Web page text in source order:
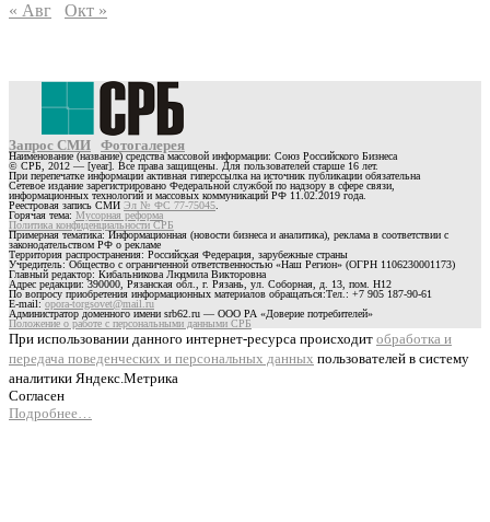
« Авг
Окт »
Запрос СМИ Фотогалерея
Наименование (название) средства массовой информации: Союз Российского Бизнеса
© СРБ, 2012 — [year]. Все права защищены. Для пользователей старше 16 лет.
При перепечатке информации активная гиперссылка на источник публикации обязательна
Сетевое издание зарегистрировано Федеральной службой по надзору в сфере связи,
информационных технологий и массовых коммуникаций РФ 11.02.2019 года.
Реестровая запись СМИ Эл № ФС 77-75045
Горячая тема: Мусорная реформа
Политика конфиденциальности СРБ
Примерная тематика: Информационная (новости бизнеса и аналитика), реклама в соответствии с
законодательством РФ о рекламе
Территория распространения: Российская Федерация, зарубежные страны
Учредитель: Общество с ограниченной ответственностью «Наш Регион» (ОГРН 1106230001173)
Главный редактор: Кибальникова Людмила Викторовна
Адрес редакции: 390000, Рязанская обл., г. Рязань, ул. Соборная, д. 13, пом. Н12
По вопросу приобретения информационных материалов обращаться:Тел.: +7 905 187-90-61
E-mail:opora-torgsovet@mail.ru
Администратор доменного имени srb62.ru — ООО РА «Доверие потребителей»
Положение о работе с персональными данными СРБ
При использовании данного интернет-ресурса происходит обработка и
передача поведенческих и персональных данных пользователей в систему
аналитики Яндекс.Метрика
Согласен
Подробнее…